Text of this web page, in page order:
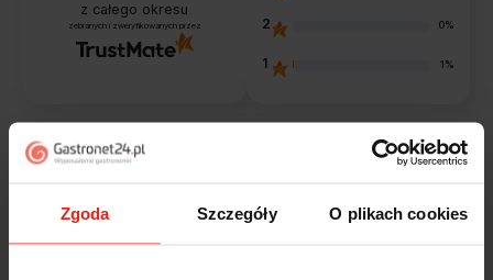
Zgoda Szczegóły O plikach cookies
z całego okresu
zebranych i zweryfikowanych przez 2 0%
1 1%
Jak zbieramy opinie?